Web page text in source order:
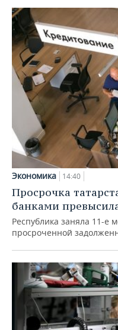
Экономика 14:40
Просрочка
банками
Республика заняла 11-е
просроченной